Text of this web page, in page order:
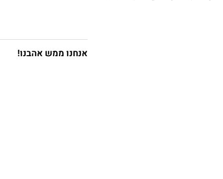
"אולי מעולם לא
כשהראית לי מי
הדבר הכי חשוב
אנחנו ממש אהבנו!